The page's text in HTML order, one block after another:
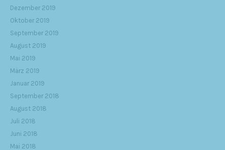
Dezember 2019
Oktober 2019
September 2019
August 2019
Mai 2019
März 2019
Januar 2019
September 2018
August 2018
Juli 2018
Juni 2018
Mai 2018